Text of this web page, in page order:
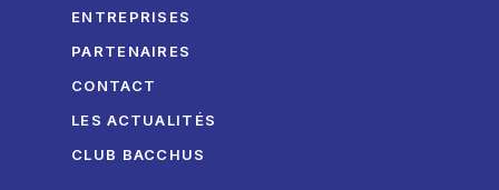
ENTREPRISES
PARTENAIRES
CONTACT
LES ACTUALITÉS
CLUB BACCHUS